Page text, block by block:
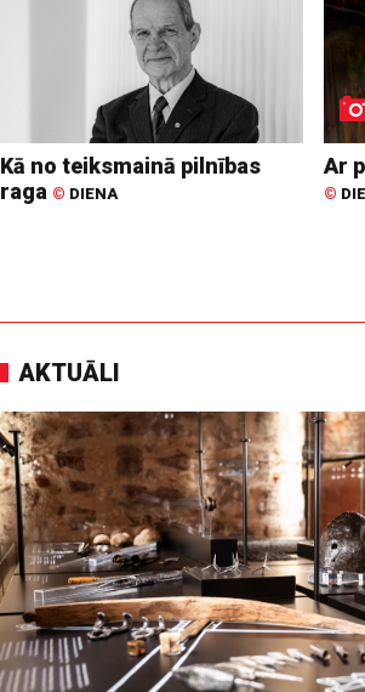
Kā no teiksmainā pilnības
raga © DIENA
Ar
©
AKTUĀLI